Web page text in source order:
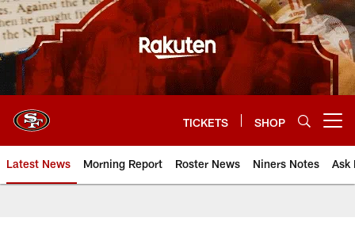
Skip
to
main
content
TICKETS SHOP
Latest News Morning Report Roster News Niners Notes Ask